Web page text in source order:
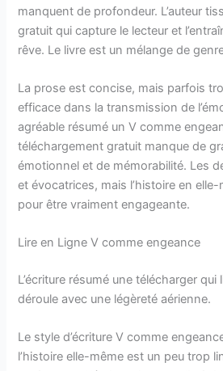
manquent de profondeur. L’auteur
gratuit qui capture le lecteur et
rêve. Le livre est un mélange de
La prose est concise, mais parfois
efficace dans la transmission de
agréable résumé un V comme
téléchargement gratuit manque de
émotionnel et de mémorabilité. Les
et évocatrices, mais l’histoire en
pour être vraiment engageante.
Lire en Ligne V comme engeance
L’écriture résumé une télécharger qui
déroule avec une légèreté aérienne.
Le style d’écriture V comme
l’histoire elle-même est un peu trop